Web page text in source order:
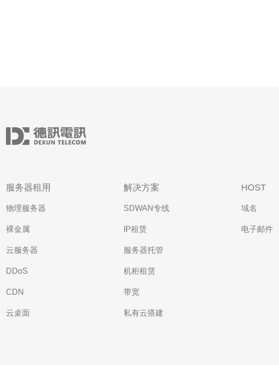
服务器租用
物理服务器
裸金属
云服务器
DDoS
CDN
云桌面
解决方案
SDWAN专线
IP租赁
服务器托管
机柜租赁
带宽
私有云搭建
HOST
域名
电子邮件